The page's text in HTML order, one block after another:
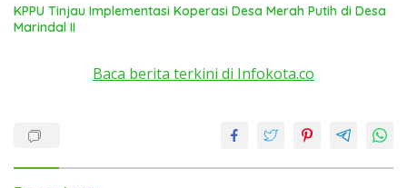
KPPU Tinjau Implementasi Koperasi Desa Merah Putih di Desa
Marindal II
Baca berita terkini di Infokota.co